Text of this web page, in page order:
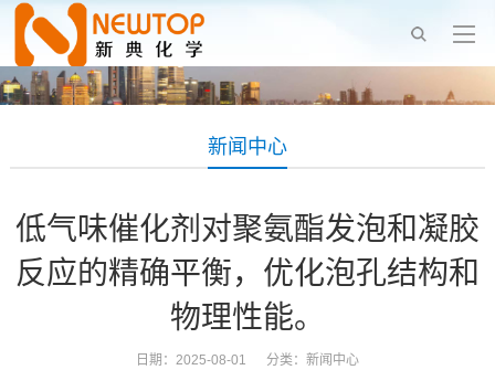
新闻中心
低气味催化剂对聚氨酯发泡和凝胶
反应的精确平衡，优化泡孔结构和
物理性能。
日期：2025-08-01 分类： 新闻中心